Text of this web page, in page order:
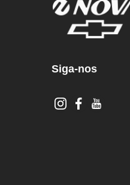
Siga-nos